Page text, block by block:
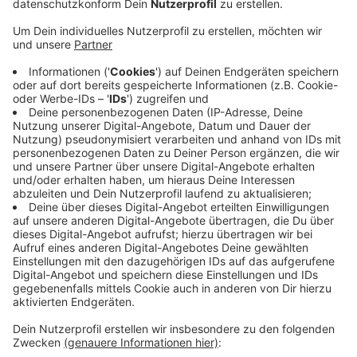
Es geht darum, dass Medizinstudierende möglichst
praxisnah lernen können, in digitalen Simulationen, mit
Virtual Reality und Künstlicher Intelligenz. Zum
Beispiel in einem Projekt, in dem Studierende Augen-
Operationen digital trainieren können, angeleitet von
einer KI. In einem anderen Projekt geht es um
Strahlenschutz, außerdem um die Untersuchung von
Pupillenreaktionen und Augenbewegungen. Denn da
kann eine richtige Diagnose Leben retten - wenn von
den angehenden Ärztinnen und Ärzten anhand der
Augen der Patienten schnell Schlaganfälle oder
Hirnblutungen erkannt werden.